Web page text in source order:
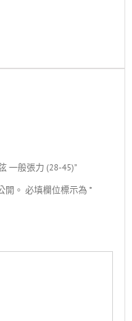
一般張力 (28-45)”
開。 必填欄位標示為*